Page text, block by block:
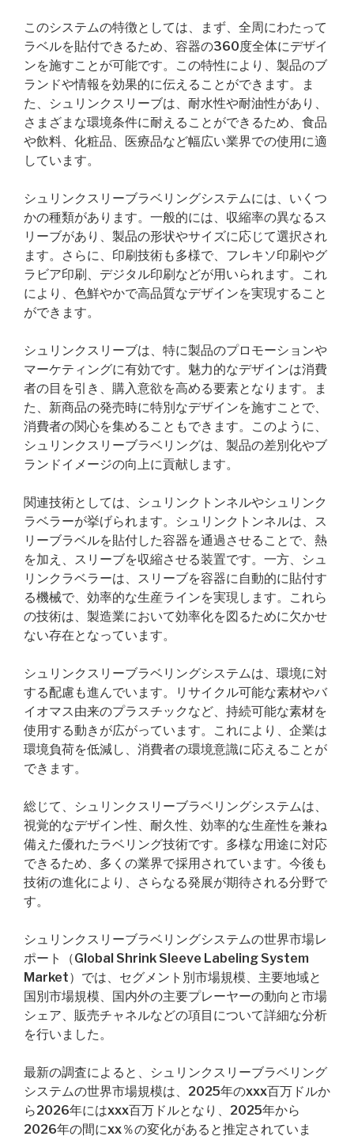
このシステムの特徴としては、まず、全周にわたって
ラベルを貼付できるため、容器の360度全体にデザイ
ンを施すことが可能です。この特性により、製品のブ
ランドや情報を効果的に伝えることができます。ま
た、シュリンクスリーブは、耐水性や耐油性があり、
さまざまな環境条件に耐えることができるため、食品
や飲料、化粧品、医療品など幅広い業界での使用に適
しています。
シュリンクスリーブラベリングシステムには、いくつ
かの種類があります。一般的には、収縮率の異なるス
リーブがあり、製品の形状やサイズに応じて選択され
ます。さらに、印刷技術も多様で、フレキソ印刷やグ
ラビア印刷、デジタル印刷などが用いられます。これ
により、色鮮やかで高品質なデザインを実現すること
ができます。
シュリンクスリーブは、特に製品のプロモーションや
マーケティングに有効です。魅力的なデザインは消費
者の目を引き、購入意欲を高める要素となります。ま
た、新商品の発売時に特別なデザインを施すことで、
消費者の関心を集めることもできます。このように、
シュリンクスリーブラベリングは、製品の差別化やブ
ランドイメージの向上に貢献します。
関連技術としては、シュリンクトンネルやシュリンク
ラベラーが挙げられます。シュリンクトンネルは、ス
リーブラベルを貼付した容器を通過させることで、熱
を加え、スリーブを収縮させる装置です。一方、シュ
リンクラベラーは、スリーブを容器に自動的に貼付す
る機械で、効率的な生産ラインを実現します。これら
の技術は、製造業において効率化を図るために欠かせ
ない存在となっています。
シュリンクスリーブラベリングシステムは、環境に対
する配慮も進んでいます。リサイクル可能な素材やバ
イオマス由来のプラスチックなど、持続可能な素材を
使用する動きが広がっています。これにより、企業は
環境負荷を低減し、消費者の環境意識に応えることが
できます。
総じて、シュリンクスリーブラベリングシステムは、
視覚的なデザイン性、耐久性、効率的な生産性を兼ね
備えた優れたラベリング技術です。多様な用途に対応
できるため、多くの業界で採用されています。今後も
技術の進化により、さらなる発展が期待される分野で
す。
シュリンクスリーブラベリングシステムの世界市場レ
ポート（Global Shrink Sleeve Labeling System
Market）では、セグメント別市場規模、主要地域と
国別市場規模、国内外の主要プレーヤーの動向と市場
シェア、販売チャネルなどの項目について詳細な分析
を行いました。
最新の調査によると、シュリンクスリーブラベリング
システムの世界市場規模は、2025年のxxx百万ドルか
ら2026年にはxxx百万ドルとなり、2025年から
2026年の間にxx％の変化があると推定されていま